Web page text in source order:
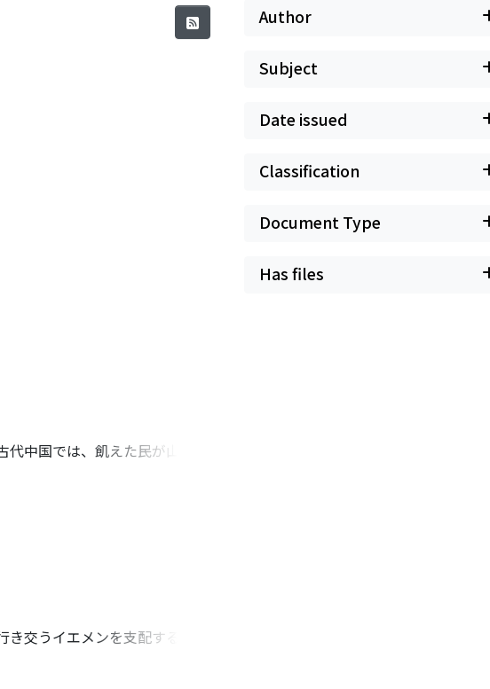
中国では、飢えた民が山野に
には、民が経験的に積み重ね
きる。元・王禎『穀譜』で
荒書の要素をとりこんだ新た
継承された。『穀譜』や『農
面性に注目すべきであろう。
交うイエメンを支配するラス
られる料理との比較を行いつ
Author
Subject
Date issued
Classification
Document Type
Has files